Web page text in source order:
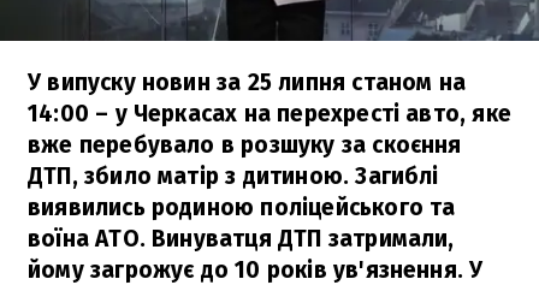
У випуску новин за 25 липня станом на
14:00 – у Черкасах на перехресті авто, яке
вже перебувало в розшуку за скоєння
ДТП, збило матір з дитиною. Загиблі
виявились родиною поліцейського та
воїна АТО. Винуватця ДТП затримали,
йому загрожує до 10 років ув'язнення. У